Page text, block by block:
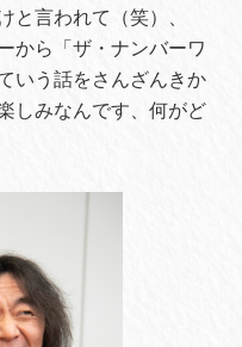
と言われて（笑）、
から「ザ・ナンバーワ
いう話をさんざんきか
しみなんです、何がど